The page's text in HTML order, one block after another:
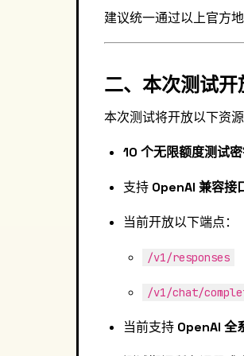
建议统一通过以上官方
二、本次测试开
本次测试将开放以下资源
10 个无限额度测试密
支持 OpenAI 兼容接
当前开放以下端点：
/v1/responses
/v1/chat/
当前支持 OpenAI 全